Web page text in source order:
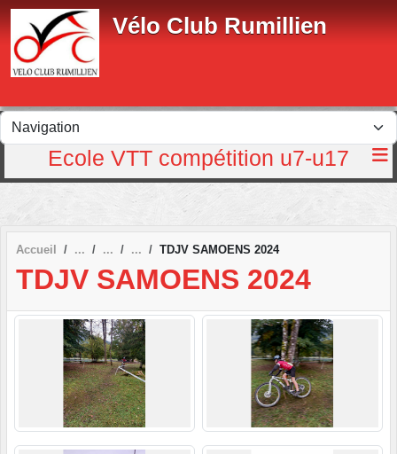
Vélo Club Rumillien
Ecole VTT compétition u7-u17
Accueil TDJV SAMOENS 2024
TDJV SAMOENS 2024
Panneau de gestion des cookies